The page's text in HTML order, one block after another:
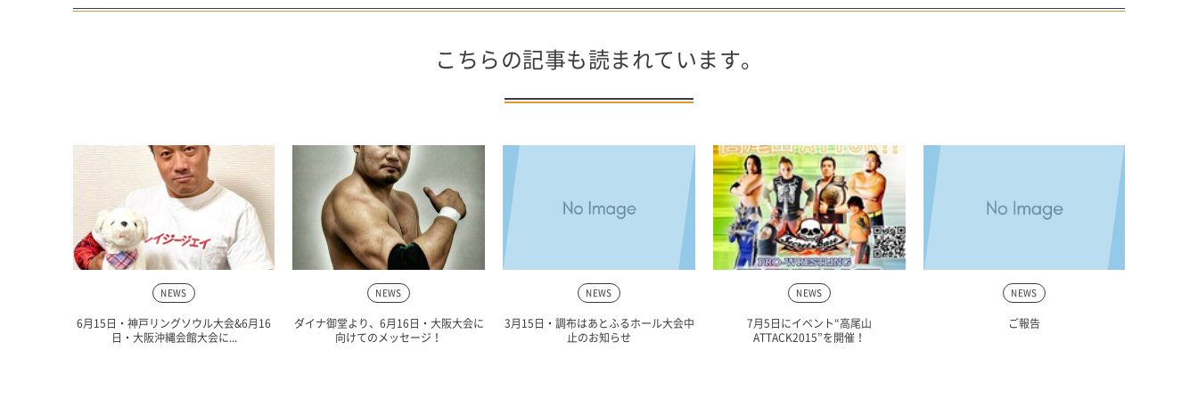
こちらの記事も読まれています。
NEWS
6月15日・神戸リングソウル大会&6月16
日・大阪沖縄会館大会に...
NEWS
ダイナ御堂より、6月16日・大阪大会に
向けてのメッセージ！
NEWS
3月15日・調布はあとふるホール大会中
止のお知らせ
NEWS
7月5日にイベント“高尾山
ATTACK2015”を開催！
NEWS
ご報告